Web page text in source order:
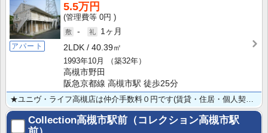
アパート
5.5万円
0円
-
1ヶ月
2LDK
40.39㎡
1993年10月
（築32年）
高槻市野田
阪急京都線 高槻市駅 徒歩25分
Collection高槻市駅前（コレクション高槻市駅